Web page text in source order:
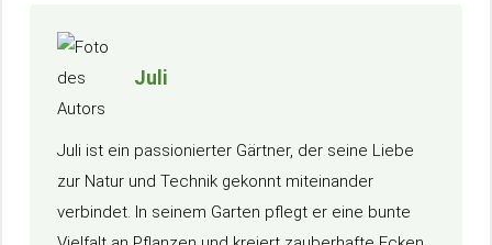
Juli
Juli ist ein passionierter Gärtner, der seine Liebe
zur Natur und Technik gekonnt miteinander
verbindet. In seinem Garten pflegt er eine bunte